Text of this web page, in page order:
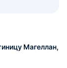
Магеллан,